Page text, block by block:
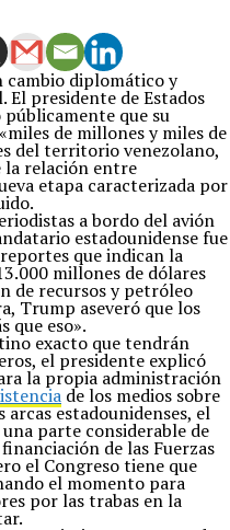
cambio diplomático y
presidente de Estados
que su
de millones y miles de
del territorio venezolano,
la relación entre
etapa caracterizada por
a bordo del avión
estadounidense fue
que indican la
millones de dólares
de recursos y petróleo
Trump aseveró que los
que eso».
exacto que tendrán
el presidente explicó
la propia administración
de los medios sobre
arcas estadounidenses, el
parte considerable de
de las Fuerzas
el Congreso tiene que
el momento para
por las trabas en la